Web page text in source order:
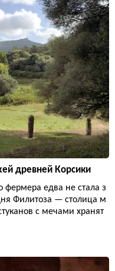
древней Корсики
фермера едва не стала з
Филитоза — столица м
с мечами хранят